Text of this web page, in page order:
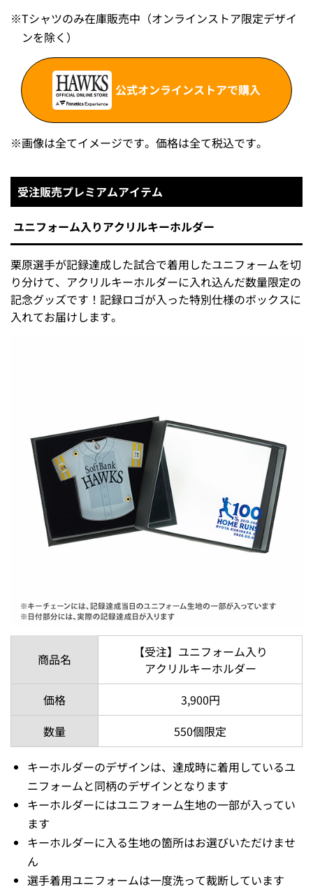
※Tシャツのみ在庫販売中（オンラインストア限定デザイ
ンを除く）
公式オンラインストアで購入
※画像は全てイメージです。価格は全て税込です。
受注販売プレミアムアイテム
ユニフォーム入りアクリルキーホルダー
栗原選手が記録達成した試合で着用したユニフォームを切
り分けて、アクリルキーホルダーに入れ込んだ数量限定の
記念グッズです！記録ロゴが入った特別仕様のボックスに
入れてお届けします。
商品名
【受注】ユニフォーム入り
アクリルキーホルダー
価格
3,900円
数量
550個限定
キーホルダーのデザインは、達成時に着用しているユ
ニフォームと同柄のデザインとなります
キーホルダーにはユニフォーム生地の一部が入ってい
ます
キーホルダーに入る生地の箇所はお選びいただけませ
ん
選手着用ユニフォームは一度洗って裁断しています